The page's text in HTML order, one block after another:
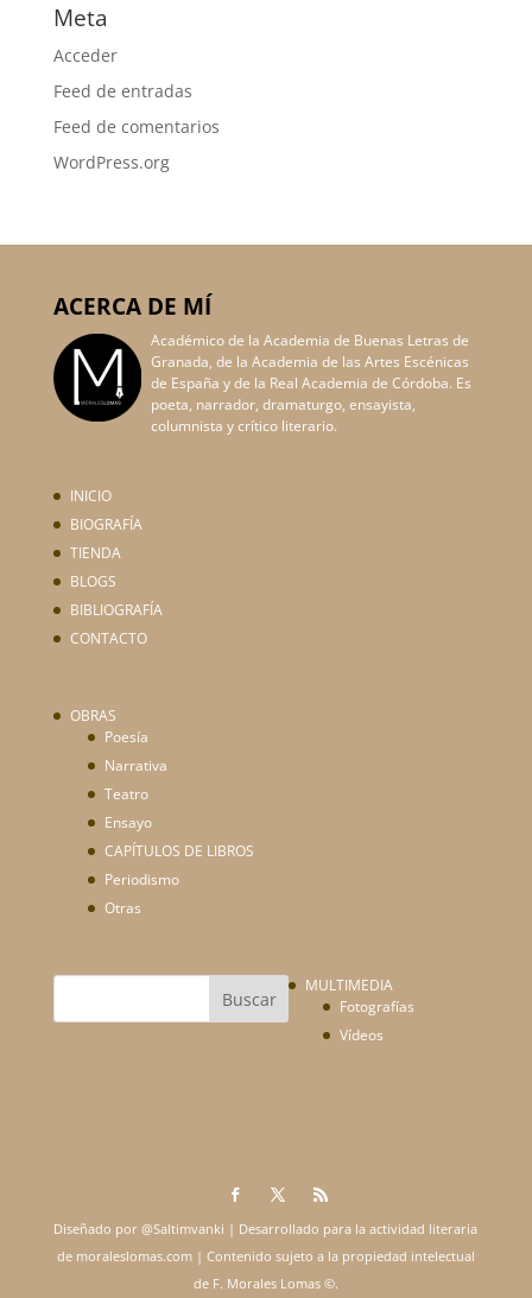
Meta
Acceder
Feed de entradas
Feed de comentarios
WordPress.org
ACERCA DE MÍ
Académico de la Academia de Buenas Letras de
Granada, de la Academia de las Artes Escénicas
de España y de la Real Academia de Córdoba. Es
poeta, narrador, dramaturgo, ensayista,
columnista y crítico literario.
INICIO
BIOGRAFÍA
TIENDA
BLOGS
BIBLIOGRAFÍA
CONTACTO
OBRAS
Poesía
Narrativa
Teatro
Ensayo
CAPÍTULOS DE LIBROS
Periodismo
Otras
MULTIMEDIA
Fotografías
Vídeos
Diseñado por @Saltimvanki | Desarrollado para la actividad literaria
de moraleslomas.com | Contenido sujeto a la propiedad intelectual
de F. Morales Lomas ©.